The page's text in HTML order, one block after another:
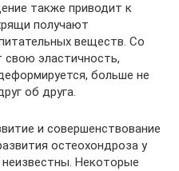
также приводит к
получают
веществ. Со
эластичность,
больше не
об друга.
и совершенствование
остеохондроза у
Некоторые